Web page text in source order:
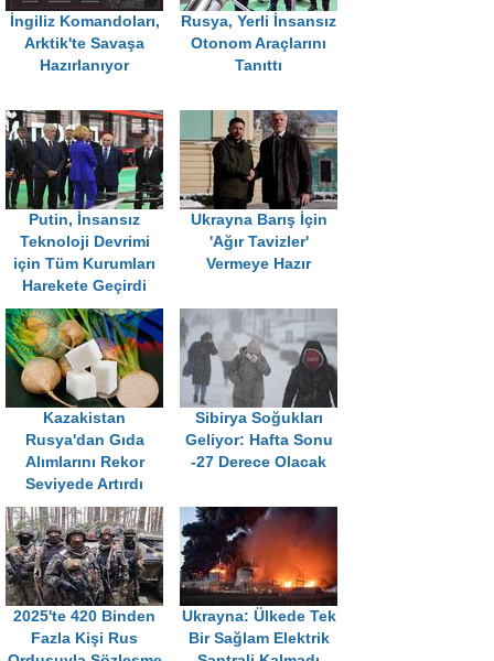
İngiliz Komandoları,
Arktik'te Savaşa
Hazırlanıyor
Rusya, Yerli İnsansız
Otonom Araçlarını
Tanıttı
Putin, İnsansız
Teknoloji Devrimi
için Tüm Kurumları
Harekete Geçirdi
Ukrayna Barış İçin
'Ağır Tavizler'
Vermeye Hazır
Kazakistan
Rusya'dan Gıda
Alımlarını Rekor
Seviyede Artırdı
Sibirya Soğukları
Geliyor: Hafta Sonu
-27 Derece Olacak
2025'te 420 Binden
Fazla Kişi Rus
Ukrayna: Ülkede Tek
Bir Sağlam Elektrik